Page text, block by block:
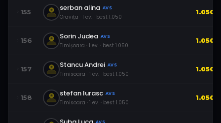
155 serban alina AVS
Oravița · 1 ev. · best 1.050
1.050
156 Sorin Judea AVS
Timișoara · 1 ev. · best 1.050
1.050
157 Stancu Andrei AVS
Timisoara · 1 ev. · best 1.050
1.050
158 stefan Iurasc AVS
Timisoara · 1 ev. · best 1.050
1.050
AVS